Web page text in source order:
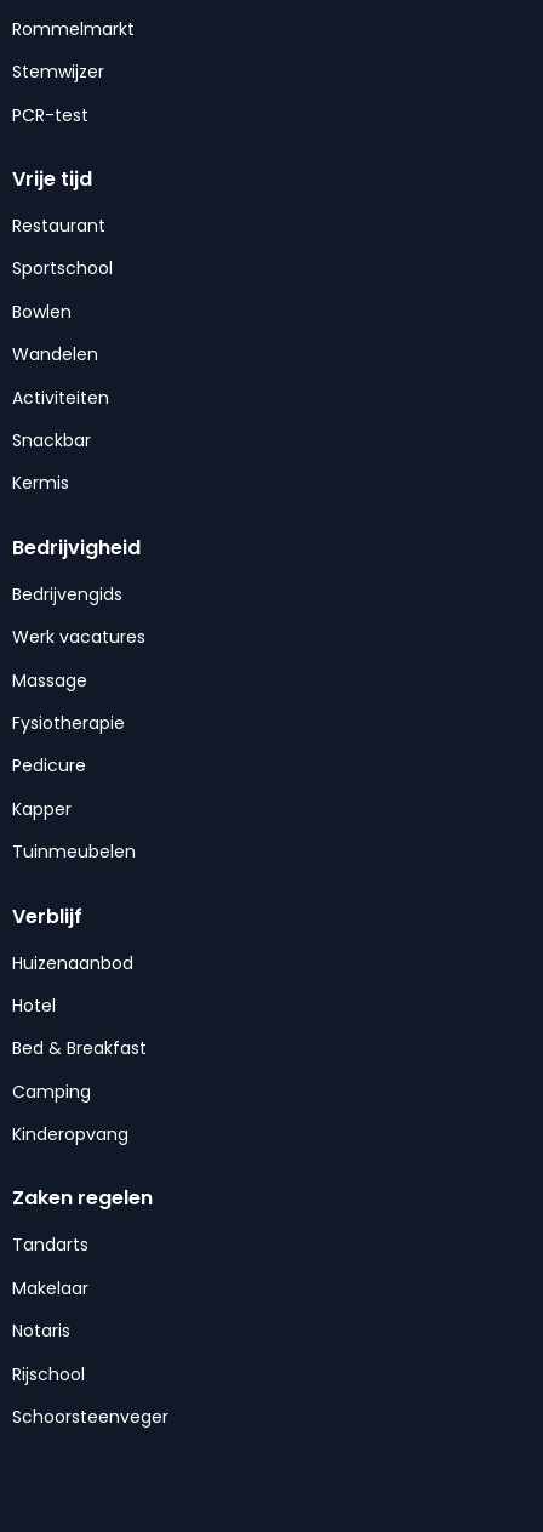
Rommelmarkt
Stemwijzer
PCR-test
Vrije tijd
Restaurant
Sportschool
Bowlen
Wandelen
Activiteiten
Snackbar
Kermis
Bedrijvigheid
Bedrijvengids
Werk vacatures
Massage
Fysiotherapie
Pedicure
Kapper
Tuinmeubelen
Verblijf
Huizenaanbod
Hotel
Bed & Breakfast
Camping
Kinderopvang
Zaken regelen
Tandarts
Makelaar
Notaris
Rijschool
Schoorsteenveger